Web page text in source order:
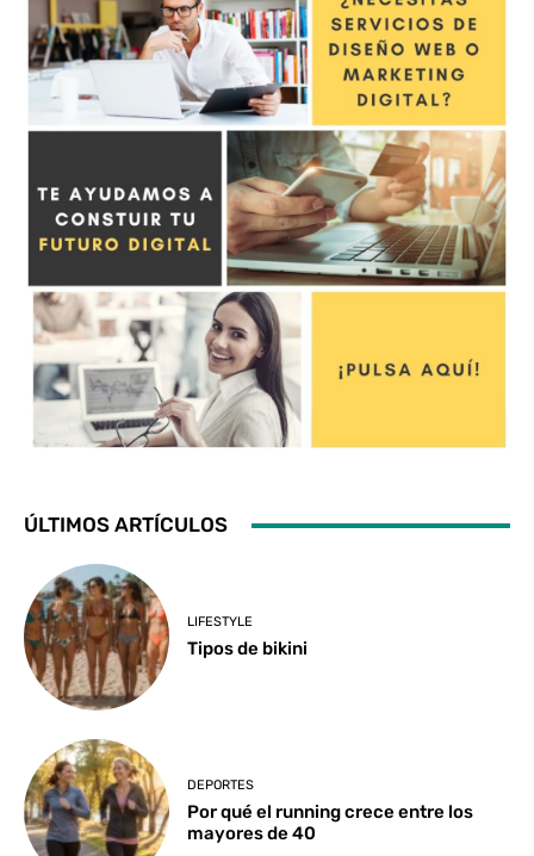
ÚLTIMOS ARTÍCULOS
LIFESTYLE
Tipos de bikini
DEPORTES
Por qué el running crece entre los
mayores de 40